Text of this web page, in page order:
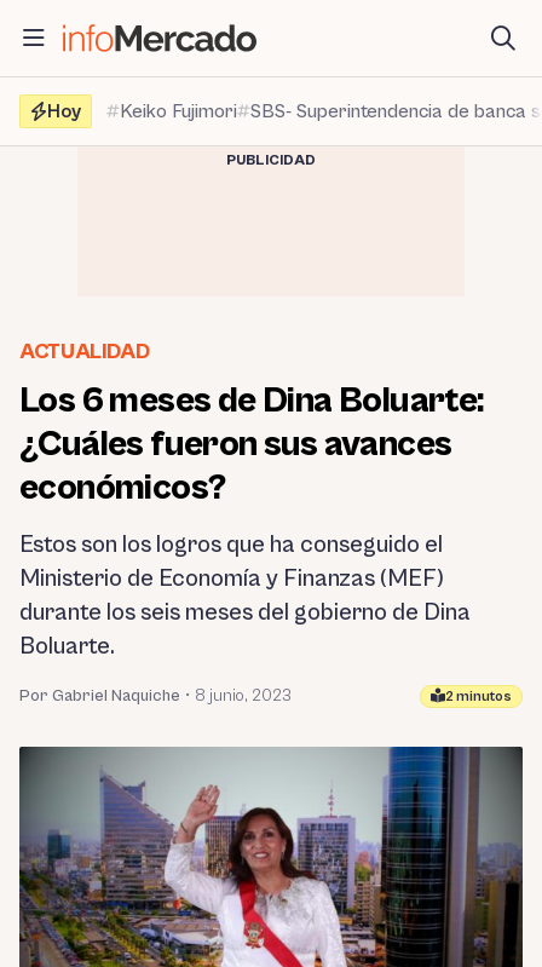
contenido
Hoy
Keiko Fujimori SBS- Superintendencia de banca
PUBLICIDAD
ACTUALIDAD
Los 6 meses de Dina Boluarte:
¿Cuáles fueron sus avances
económicos?
Estos son los logros que ha conseguido el
Ministerio de Economía y Finanzas (MEF)
durante los seis meses del gobierno de Dina
Boluarte.
Por Gabriel Naquiche • 8 junio, 2023 2 minutos